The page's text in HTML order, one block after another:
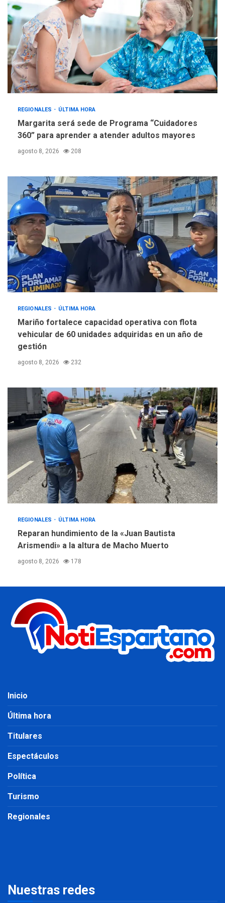
REGIONALES ÚLTIMA HORA
Margarita será sede de Programa “Cuidadores
360” para aprender a atender adultos mayores
agosto 8, 2026 208
REGIONALES ÚLTIMA HORA
Mariño fortalece capacidad operativa con flota
vehicular de 60 unidades adquiridas en un año de
gestión
agosto 8, 2026 232
REGIONALES ÚLTIMA HORA
Reparan hundimiento de la «Juan Bautista
Arismendi» a la altura de Macho Muerto
agosto 8, 2026 178
Inicio
Última hora
Titulares
Espectáculos
Política
Turismo
Regionales
Nuestras redes